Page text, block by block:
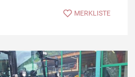
MERKLISTE